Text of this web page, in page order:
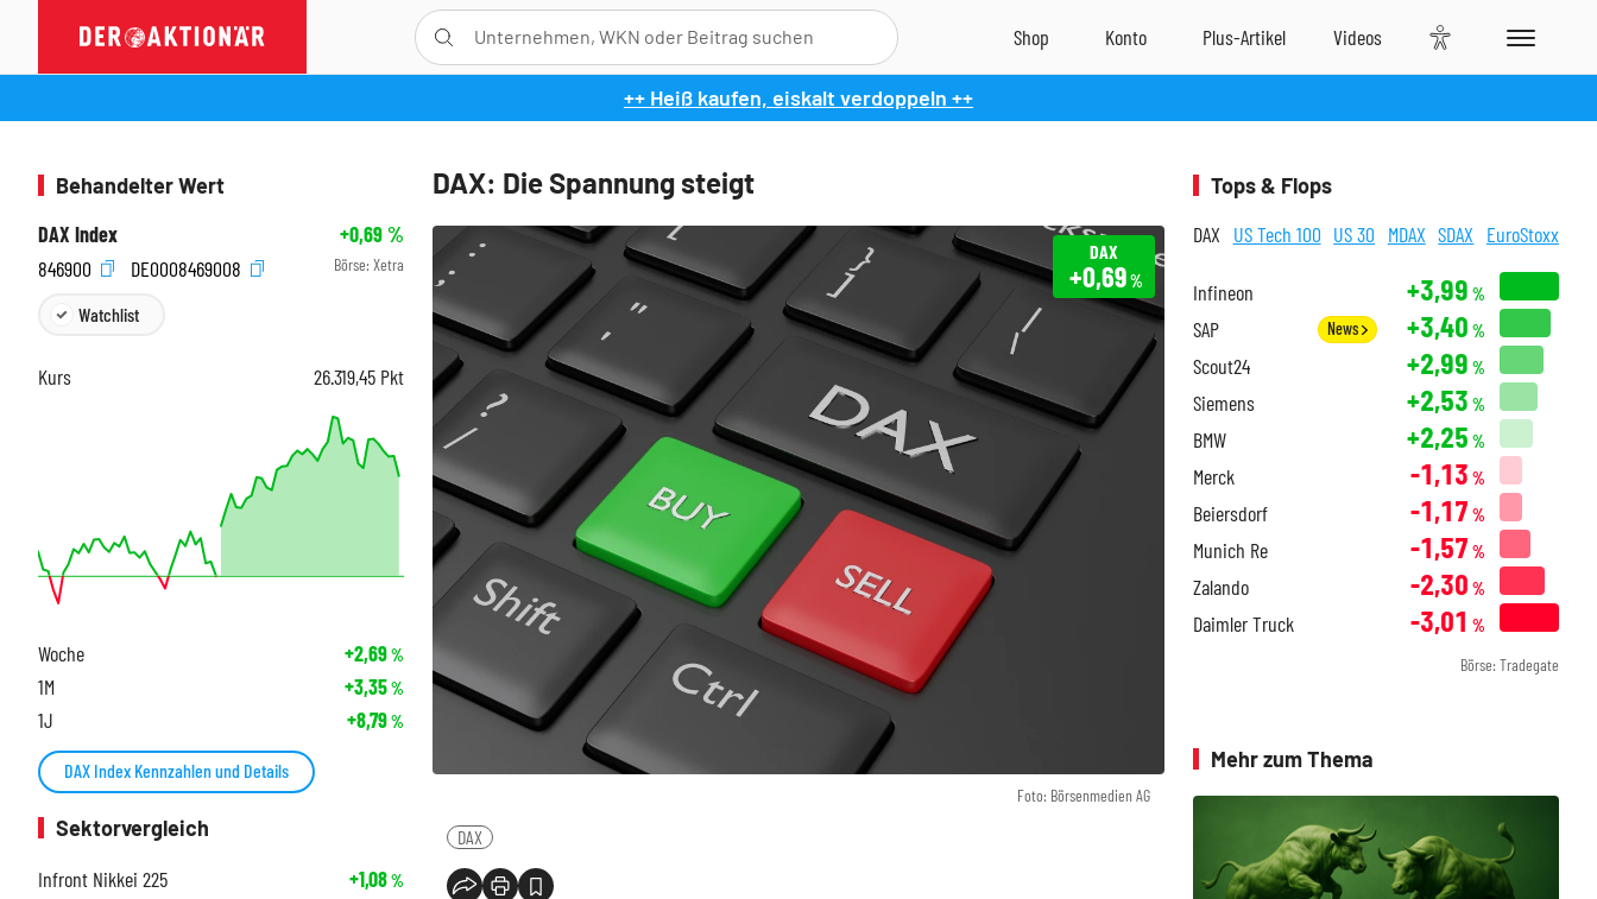
++ Heiß kaufen, eiskalt verdoppeln ++
DAX: Die Spannung steigt
Foto: Börsenmedien AG
DAX
+0,69%
DAX
Behandelter Wert
DAX Index
+0,69%
846900
DE0008469008 Börse: Xetra
Watchlist
Kurs 26.319,45 Pkt
Woche +2,69%
1M +3,35%
1J +8,79%
DAX Index Kennzahlen und Details
Sektorvergleich
Infront Nikkei 225
+1,08%
Tops & Flops
DAX US Tech 100 US 30 MDAX SDAX EuroStoxx
Infineon +3,99 %
SAP News +3,40 %
Scout24 +2,99 %
Siemens +2,53 %
BMW +2,25 %
Merck -1,13 %
Beiersdorf -1,17 %
Munich Re -1,57 %
Zalando -2,30 %
Daimler Truck -3,01 %
Börse: Tradegate
Mehr zum Thema